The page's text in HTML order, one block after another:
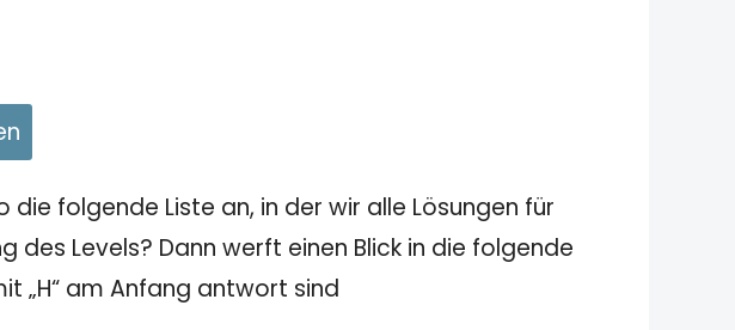
folgende Liste an, in der wir alle Lösungen für
Levels? Dann werft einen Blick in die folgende
„H“ am Anfang antwort sind